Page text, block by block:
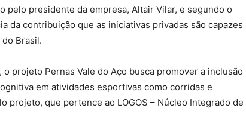
pelo presidente da empresa, Altair Vilar, e segundo o
da contribuição que as iniciativas privadas são capazes
Brasil.
projeto Pernas Vale do Aço busca promover a inclusão
em atividades esportivas como corridas e
projeto, que pertence ao LOGOS – Núcleo Integrado de